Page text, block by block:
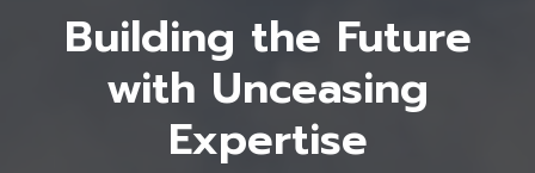
Building the Future
with Unceasing
Expertise